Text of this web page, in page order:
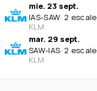
mie. 23 sept.
IAS-SAW· 2 escale
KLM
mar. 29 sept.
SAW-IAS· 2 escale
KLM